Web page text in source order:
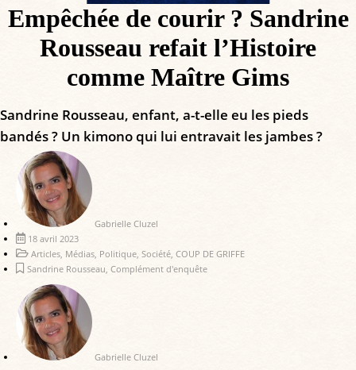
Empêchée de courir ? Sandrine
Rousseau refait l’Histoire
comme Maître Gims
Sandrine Rousseau, enfant, a-t-elle eu les pieds
bandés ? Un kimono qui lui entravait les jambes ?
Gabrielle Cluzel
18 avril 2023
Articles Médias Politique Société COUP DE GRIFFE
Sandrine Rousseau Complément d'enquête
Gabrielle Cluzel